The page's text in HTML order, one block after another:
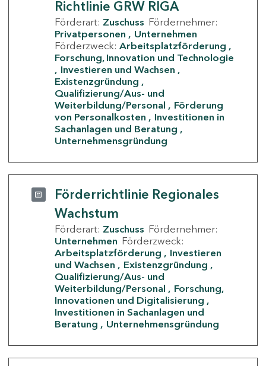
Richtlinie GRW RIGA
Förderart: Zuschuss Fördernehmer:
Privatpersonen
Unternehmen
Förderzweck: Arbeitsplatzförderung
Forschung, Innovation und Technologie
Investieren und Wachsen
Existenzgründung
Qualifizierung/Aus- und
Weiterbildung/Personal
Förderung
von Personalkosten
Investitionen in
Sachanlagen und Beratung
Unternehmensgründung
Förderrichtlinie Regionales
Wachstum
Förderart: Zuschuss Fördernehmer:
Unternehmen Förderzweck:
Arbeitsplatzförderung
Investieren
und Wachsen
Existenzgründung
Qualifizierung/Aus- und
Weiterbildung/Personal
Forschung,
Innovationen und Digitalisierung
Investitionen in Sachanlagen und
Beratung
Unternehmensgründung